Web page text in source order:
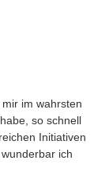
im wahrsten
so schnell
Initiativen
ich